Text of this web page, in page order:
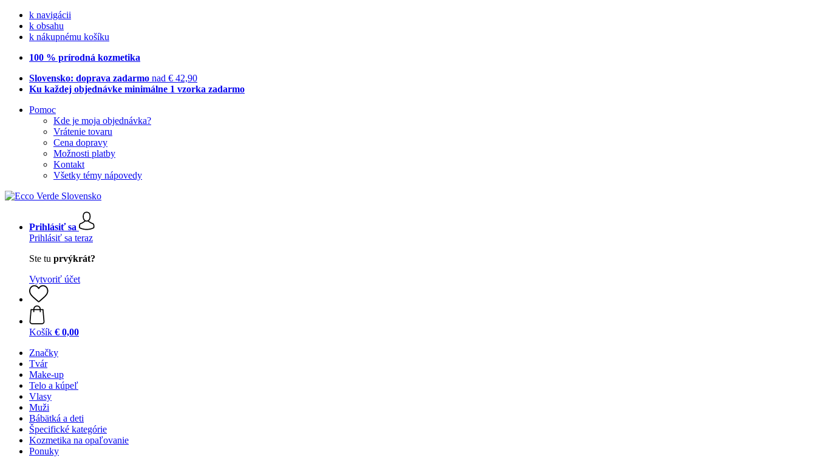
k navigácii
k obsahu
k nákupnému košíku
100 % prírodná kozmetika
Slovensko: doprava zadarmo nad € 42,90
Ku každej objednávke minimálne 1 vzorka zadarmo
Pomoc
Kde je moja objednávka?
Vrátenie tovaru
Cena dopravy
Možnosti platby
Kontakt
Všetky témy nápovedy
Prihlásiť sa
Prihlásiť sa teraz
Ste tu prvýkrát?
Vytvoriť účet
Košík € 0,00
Značky
Tvár
Make-up
Telo a kúpeľ
Vlasy
Muži
Bábätká a deti
Špecifické kategórie
Kozmetika na opaľovanie
Ponuky